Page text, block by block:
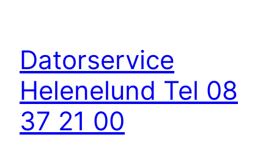
Datorservice
Helenelund Tel 08
37 21 00